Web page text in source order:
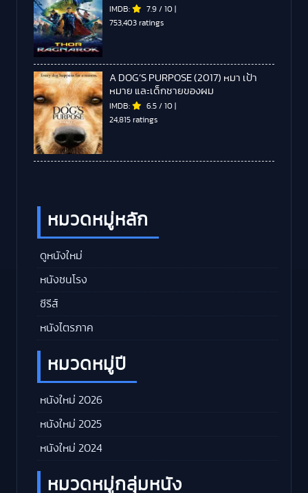
IMDB: 7.9 / 10 |
753,403 ratings
A DOG’S PURPOSE (2017) หมา เป้า
หมาย และเด็กชายของผม
IMDB: 6.5 / 10 |
24,815 ratings
หมวดหมู่หลัก
ดูหนังใหม่
หนังชนโรง
ซีรีส์
หนังไตรภาค
หมวดหมู่ปี
หนังใหม่ 2026
หนังใหม่ 2025
หนังใหม่ 2024
หมวดหมู่กลุ่มหนัง